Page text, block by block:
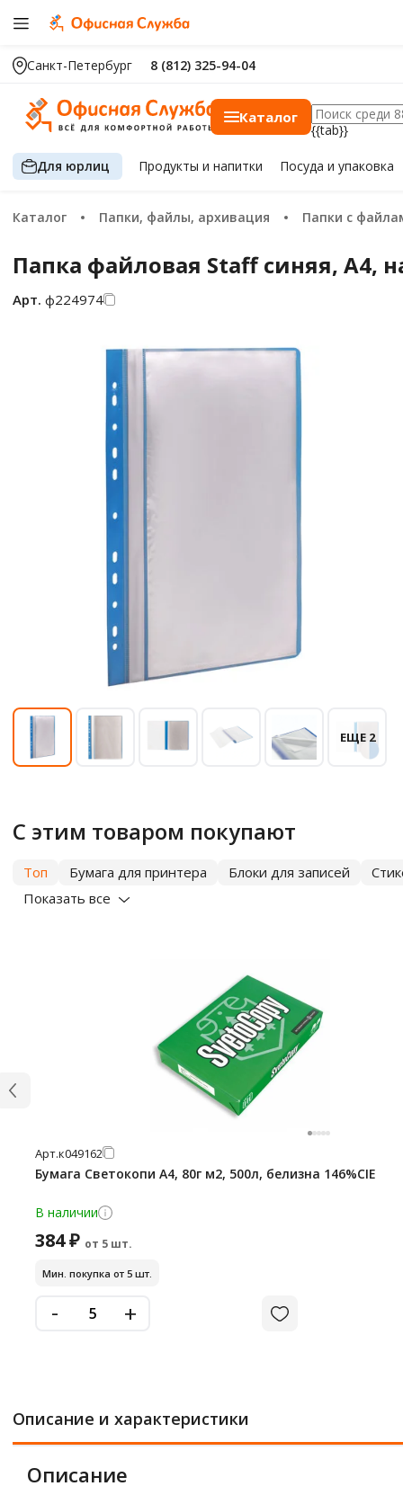
Санкт-Петербург 8 (812) 325-94-04
Каталог
{{tab}}
Для юрлиц Продуктыи напитки Посуда и упаковка
Каталог Папки, файлы, архивация Папки с
Папка файловая Staff синяя, А4,
Арт. ф224974
ЕЩЕ 2
С этим товаром покупают
Топ Бумага для принтера Блоки для записей
Показать все
Арт.к049162
Бумага Светокопи А4, 80г м2, 500л, белизна 146%CIE
В наличии
384 ₽ от 5 шт.
Мин. покупка от 5 шт.
- +
Описание и характеристики
Описание